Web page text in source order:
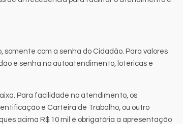
somente com a senha do Cidadão. Para valores
e senha no autoatendimento, lotéricas e
Para facilidade no atendimento, os
e Carteira de Trabalho, ou outro
acima R$ 10 mil é obrigatória a apresentação